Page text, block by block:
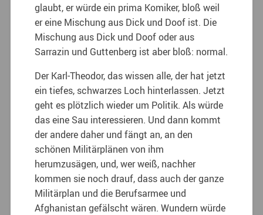
glaubt, er würde ein prima Komiker, bloß weil
er eine Mischung aus Dick und Doof ist. Die
Mischung aus Dick und Doof oder aus
Sarrazin und Guttenberg ist aber bloß: normal.
Der Karl-Theodor, das wissen alle, der hat jetzt
ein tiefes, schwarzes Loch hinterlassen. Jetzt
geht es plötzlich wieder um Politik. Als würde
das eine Sau interessieren. Und dann kommt
der andere daher und fängt an, an den
schönen Militärplänen von ihm
herumzusägen, und, wer weiß, nachher
kommen sie noch drauf, dass auch der ganze
Militärplan und die Berufsarmee und
Afghanistan gefälscht wären. Wundern würde